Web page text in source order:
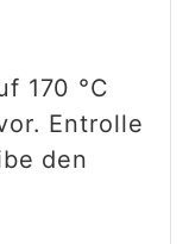
170 °C
Entrolle
den